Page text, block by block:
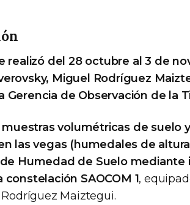
realizó del 28 octubre al 3 de
Miguel Rodríguez
Gerencia de Observación de la
volumétricas de suelo
las vegas (humedales de
Humedad de Suelo
SAOCOM 1,
Maiztegui.